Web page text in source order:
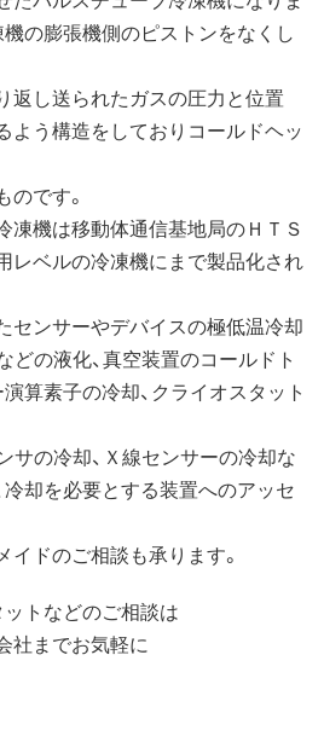
の膨張機側のピストンをなくし
返し送られたガスの圧力と位置
よう構造をしておりコールドヘッ
です。
機は移動体通信基地局のＨＴＳ
レベルの冷凍機にまで製品化され
センサーやデバイスの極低温冷却
どの液化、真空装置のコールドト
算素子の冷却、クライオスタット
サの冷却、Ｘ線センサーの冷却な
冷却を必要とする装置へのアッセ
ドのご相談も承ります。
トなどのご相談は
社までお気軽に